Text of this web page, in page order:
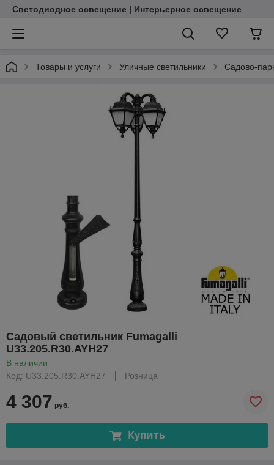
Светодиодное освещение | Интерьерное освещение
Товары и услуги Уличные светильники Садово-
Садовый светильник Fumagalli
U33.205.R30.AYH27
В наличии
Код: U33.205.R30.AYH27
Розница
4 307 руб.
Купить